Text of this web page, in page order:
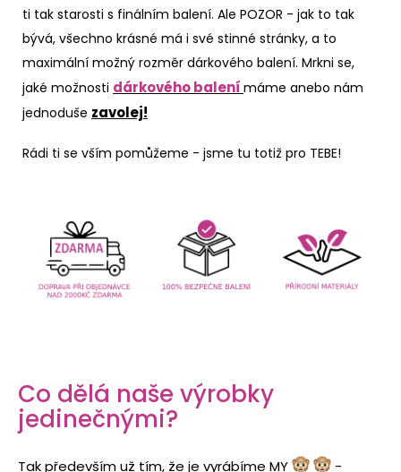
ti tak starosti s finálním balení. Ale POZOR - jak to tak
bývá, všechno krásné má i své stinné stránky, a to
maximální možný rozměr dárkového balení. Mrkni se,
jaké možnosti dárkového balení máme anebo nám
jednoduše zavolej!
Rádi ti se vším pomůžeme - jsme tu totiž pro TEBE!
Co dělá naše výrobky
jedinečnými?
Tak především už tím, že je vyrábíme MY -